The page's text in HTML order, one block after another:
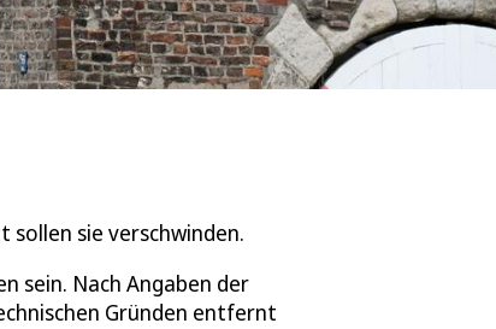
sie verschwinden.
sein. Nach Angaben der
Gründen entfernt